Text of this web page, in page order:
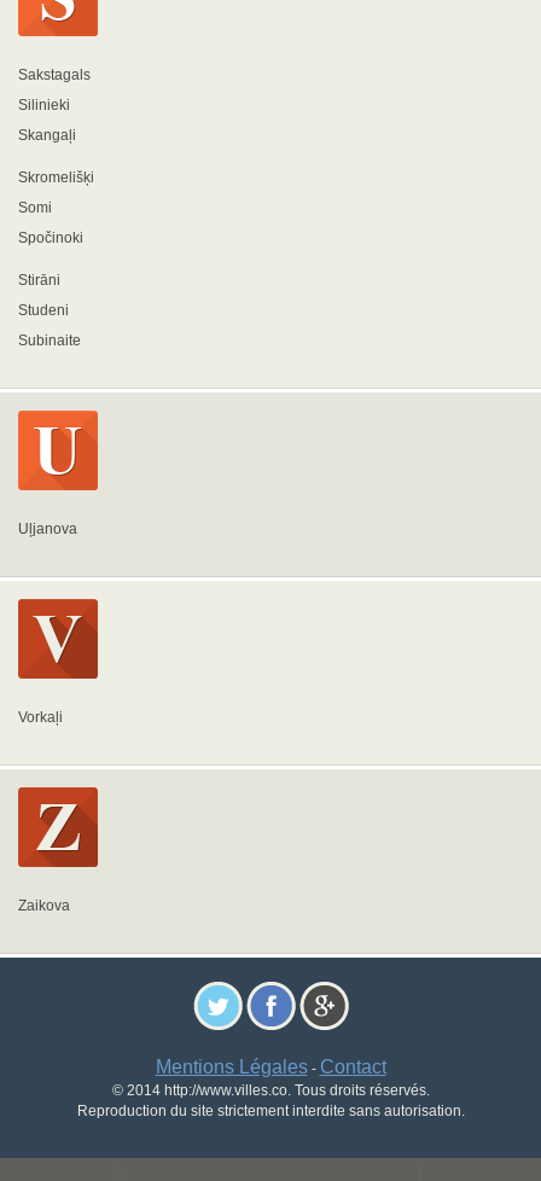
Sakstagals
Silinieki
Skangaļi
Skromelišķi
Somi
Spočinoki
Stirāni
Studeni
Subinaite
Uļjanova
Vorkaļi
Zaikova
Mentions Légales- Contact
© 2014 http://www.villes.co. Tous droits réservés.
Reproduction du site strictement interdite sans autorisation.